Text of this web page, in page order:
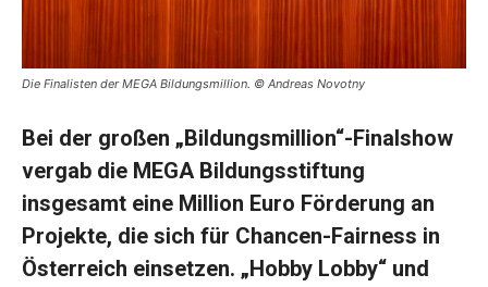
Die Finalisten der MEGA Bildungsmillion. © Andreas Novotny
Bei der großen „Bildungsmillion“-Finalshow
vergab die MEGA Bildungsstiftung
insgesamt eine Million Euro Förderung an
Projekte, die sich für Chancen-Fairness in
Österreich einsetzen. „Hobby Lobby“ und